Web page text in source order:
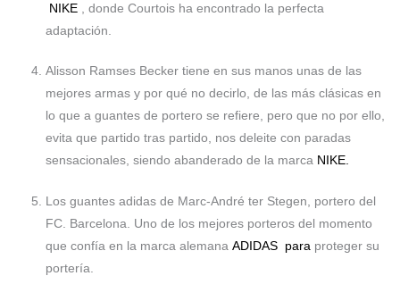
NIKE
, donde Courtois ha encontrado la perfecta
adaptación.
Alisson Ramses Becker tiene en sus manos unas de las
mejores armas y por qué no decirlo, de las más clásicas en
lo que a guantes de portero se refiere, pero que no por ello,
evita que partido tras partido, nos deleite con paradas
sensacionales, siendo abanderado de la marca NIKE.
Los guantes adidas de Marc-André ter Stegen, portero del
FC. Barcelona. Uno de los mejores porteros del momento
que confía en la marca alemana ADIDAS para proteger su
portería.